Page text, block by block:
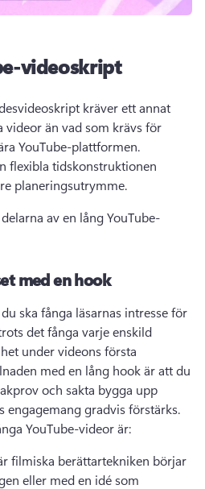
videoskript
kräver ett annat
än vad som krävs för
flexibla tidskonstruktionen
planeringsutrymme.
av en lång YouTube-
med en hook
ska fånga läsarnas intresse för
det fånga varje enskild
under videons första
med en lång hook är att du
och sakta bygga upp
YouTube-videor är:
filmiska berättartekniken börjar
eller med en idé som